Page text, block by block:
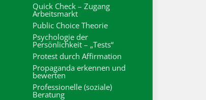
Quick Check – Zugang
Arbeitsmarkt
Public Choice Theorie
Psychologie der
Persönlichkeit – „Tests“
Protest durch Affirmation
Propaganda erkennen und
bewerten
Professionelle (soziale)
Beratung